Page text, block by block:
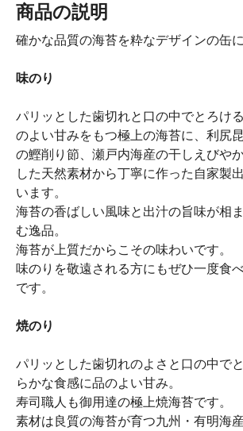
商品の説明
確かな品質の海苔を粋なデザインの缶
味のり
パリッとした歯切れと口の中でとろけ
のよい甘みをもつ極上の海苔に、利尻
の鰹削り節、瀬戸内海産の干しえびや
した天然素材から丁寧に作った自家製
います。
海苔の香ばしい風味と出汁の旨味が相
む逸品。
海苔が上質だからこその味わいです。
味のりを敬遠される方にもぜひ一度食
です。
焼のり
パリッとした歯切れのよさと口の中で
らかな食感に品のよい甘み。
寿司職人も御用達の極上焼海苔です。
素材は良質の海苔が育つ九州・有明海